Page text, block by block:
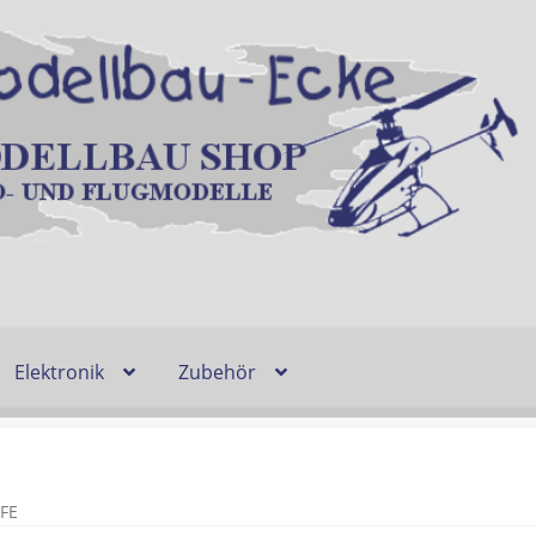
Elektronik Zubehör
Lieferzeit & Verfügbarkeit